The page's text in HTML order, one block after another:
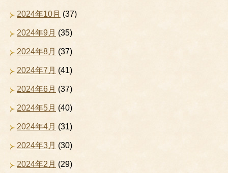
2024年10月 (37)
2024年9月 (35)
2024年8月 (37)
2024年7月 (41)
2024年6月 (37)
2024年5月 (40)
2024年4月 (31)
2024年3月 (30)
2024年2月 (29)